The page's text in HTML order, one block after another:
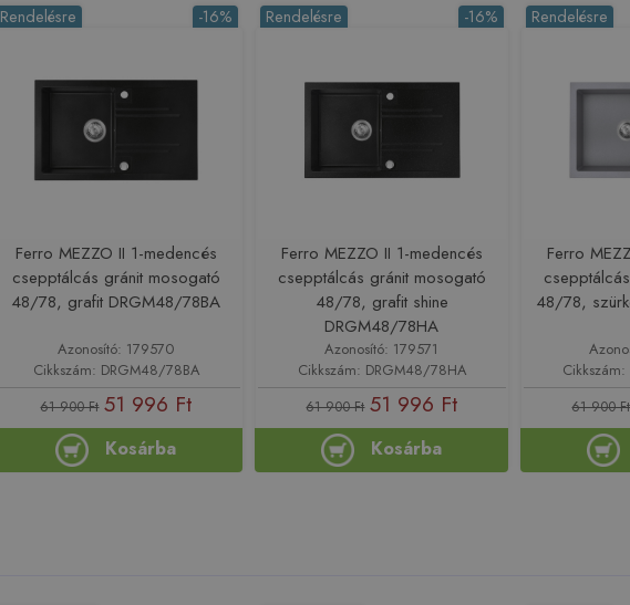
-16%
Rendelésre
Ferro MEZZO II 1-medencés
csepptálcás gránit mosogató
48/78, grafit DRGM48/78BA
Azonosító: 179570
Cikkszám: DRGM48/78BA
61 900 Ft 51 996 Ft
Kosárba
-16%
Rendelésre
Ferro MEZZO II 1-medencés
csepptálcás gránit mosogató
48/78, grafit shine
DRGM48/78HA
Azonosító: 179571
Cikkszám: DRGM48/78HA
61 900 Ft 51 996 Ft
Kosárba
Rendelésre
Ferro
48/78,
61 900 Ft